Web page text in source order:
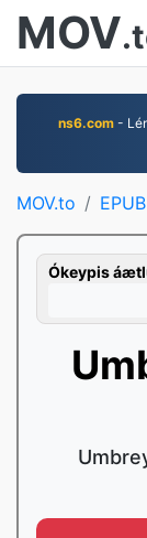
MOV
ns6.com-
MOV.to EPUB
Ókeypis